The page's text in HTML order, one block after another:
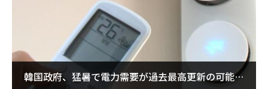
韓国政府、猛暑で電力需要が過去最高更新の可能性